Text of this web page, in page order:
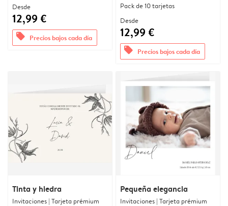
Desde
12,99 €
offers Precios bajos cada día
Pack de 10 tarjetas
Desde
12,99 €
offers Precios bajos cada día
Tinta y hiedra
Invitaciones | Tarjeta prémium
Pequeña elegancia
Invitaciones | Tarjeta prémium